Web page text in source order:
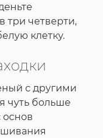
три четверти,
клетку.
с другими
чуть больше
основ